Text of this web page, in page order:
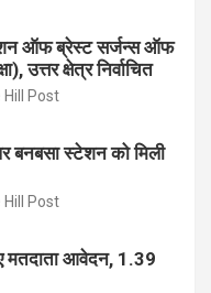
ऑफ ब्रेस्ट सर्जन्स ऑफ
उत्तर क्षेत्र निर्वाचित
Hill Post
बनबसा स्टेशन को मिली
Hill Post
मतदाता आवेदन, 1.39